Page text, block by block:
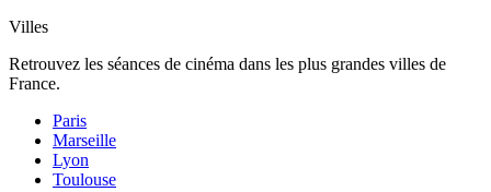
Villes
Retrouvez les séances de cinéma dans les plus grandes villes de
France.
Paris
Marseille
Lyon
Toulouse